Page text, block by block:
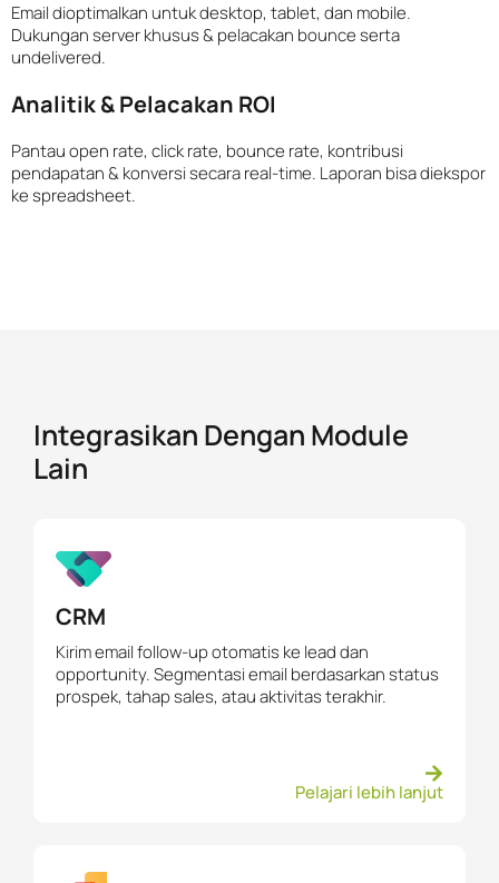
Email dioptimalkan untuk desktop, tablet, dan mobile.
Dukungan server khusus & pelacakan bounce serta
undelivered.
Analitik & Pelacakan ROI
Pantau open rate, click rate, bounce rate, kontribusi
pendapatan & konversi secara real-time. Laporan bisa diekspor
ke spreadsheet.
Integrasikan Dengan Module
Lain
CRM
Kirim email follow-up otomatis ke lead dan
opportunity. Segmentasi email berdasarkan status
prospek, tahap sales, atau aktivitas terakhir.
Pelajari lebih lanjut